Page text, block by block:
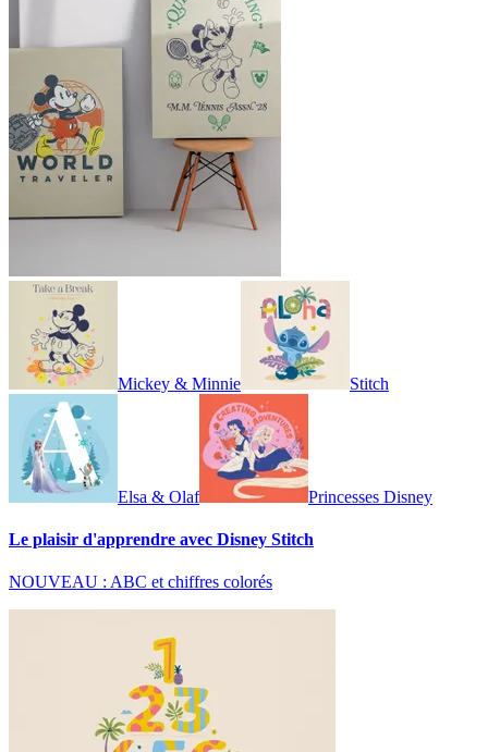
Mickey & Minnie Stitch
Elsa & Olaf Princesses Disney
Le plaisir d'apprendre avec Disney Stitch
NOUVEAU : ABC et chiffres colorés